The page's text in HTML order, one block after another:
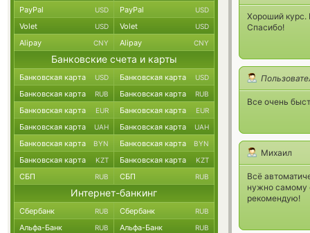
Хороший курс.
Спасибо!
Все очень
Михаил
Всё
нужно самому
рекомендую!
PayPal USD PayPal USD
Volet USD Volet USD
Alipay CNY Alipay CNY
Банковские счета и карты
Банковская карта USD Банковская карта USD
Банковская карта RUB Банковская карта RUB
Банковская карта EUR Банковская карта EUR
Банковская карта UAH Банковская карта UAH
Банковская карта BYN Банковская карта BYN
Банковская карта KZT Банковская карта KZT
СБП RUB СБП RUB
Интернет-банкинг
Сбербанк RUB Сбербанк RUB
Альфа-Банк RUB Альфа-Банк RUB